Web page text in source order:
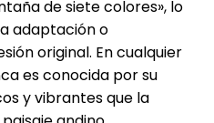
de siete colores», lo
adaptación o
original. En cualquier
es conocida por su
y vibrantes que la